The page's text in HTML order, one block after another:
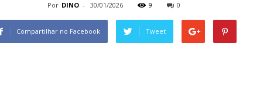
Por DINO - 30/01/2026 9 0
Compartilhar no Facebook Tweet